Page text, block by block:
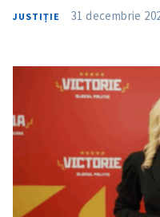
JUSTIȚIE 31 decembrie